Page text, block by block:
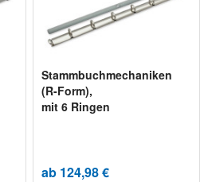
Stammbuchmechaniken
(R-Form),
mit 6 Ringen
ab 124,98 €